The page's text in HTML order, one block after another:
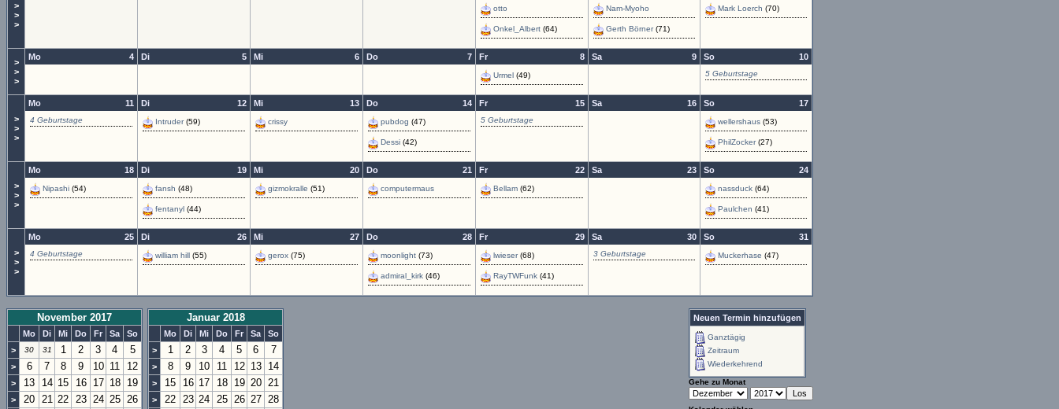
>
>
>
otto
Onkel_Albert (64)
Nam-Myoho
Gerth Börner(71)
Mark Loerch (70)
>
>
>
4
Mo 5
Di 6
Mi 7
Do 8
Fr
Urmel (49)
9
Sa 10
So
5 Geburtstage
>
>
>
11
Mo
4 Geburtstage
12
Di
Intruder(59)
13
Mi
crissy
14
Do
pubdog (47)
Dessi (42)
15
Fr
5 Geburtstage
16
Sa 17
So
wellershaus (53)
PhilZocker(27)
>
>
>
18
Mo
Nipashi (54)
19
Di
fansh (48)
fentanyl (44)
20
Mi
gizmokralle (51)
21
Do
computermaus
22
Fr
Bellam (62)
23
Sa 24
So
nassduck (64)
Paulchen (41)
>
>
>
25
Mo
4 Geburtstage
26
Di
william hill (55)
27
Mi
gerox (75)
28
Do
moonlight (73)
admiral_kirk (46)
29
Fr
lwieser(68)
RayTWFunk (41)
30
Sa
3 Geburtstage
31
So
Muckerhase (47)
November 2017
Mo Di Mi Do Fr Sa
So
>
30 31 1 2 3 4 5
> 6 7 8 9 10 11 12
> 13 14 15 16 17 18 19
> 20 21 22 23 24 25 26
Januar 2018
Mo Di Mi Do Fr Sa
So
>
1 2 3 4 5 6 7
> 8 9 10 11 12 13 14
> 15 16 17 18 19 20 21
> 22 23 24 25 26 27 28
Neuen Termin hinzufügen
Ganztägig
Zeitraum
Wiederkehrend
Gehe zu Monat